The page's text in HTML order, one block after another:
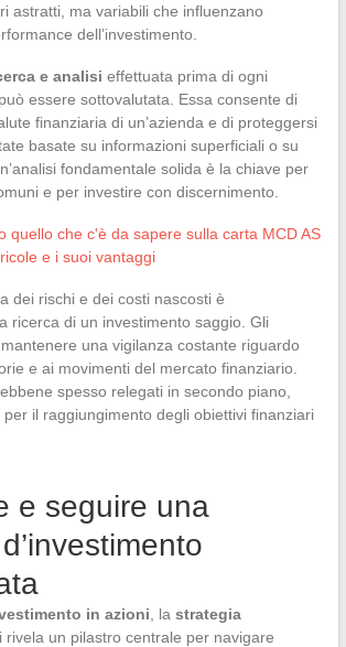
astratti, ma variabili che influenzano
dell’investimento.
e analisi effettuata prima di ogni
essere sottovalutata. Essa consente di
finanziaria di un’azienda e di proteggersi
basate su informazioni superficiali o su
fondamentale solida è la chiave per
e per investire con discernimento.
quello che c'è da sapere sulla carta MCD AS
e i suoi vantaggi
dei rischi e dei costi nascosti è
ricerca di un investimento saggio. Gli
una vigilanza costante riguardo
e ai movimenti del mercato finanziario.
spesso relegati in secondo piano,
il raggiungimento degli obiettivi finanziari
e seguire una
in azioni , la strategia
rivela un pilastro centrale per navigare